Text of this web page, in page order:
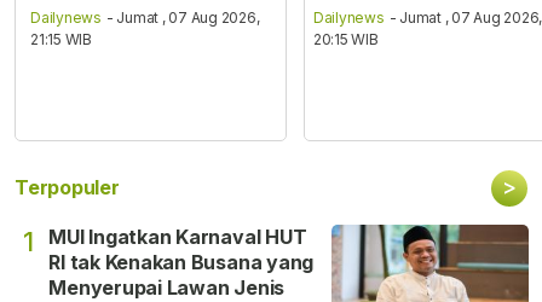
Dailynews - Jumat , 07 Aug 2026,
21:15 WIB
Dailynews - Jumat , 07 Aug 2026,
20:15 WIB
Terpopuler >
1
MUI Ingatkan Karnaval HUT
RI tak Kenakan Busana yang
Menyerupai Lawan Jenis